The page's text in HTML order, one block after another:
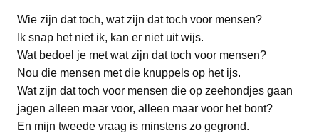
Wie zijn dat toch, wat zijn dat toch voor mensen?
Ik snap het niet ik, kan er niet uit wijs.
Wat bedoel je met wat zijn dat toch voor mensen?
Nou die mensen met die knuppels op het ijs.
Wat zijn dat toch voor mensen die op zeehondjes gaan
jagen alleen maar voor, alleen maar voor het bont?
En mijn tweede vraag is minstens zo gegrond.